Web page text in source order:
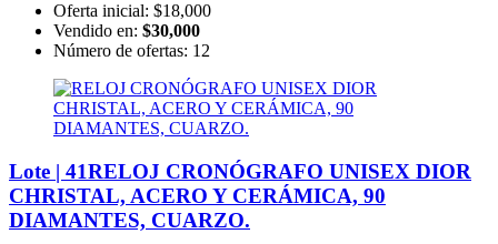
Oferta inicial: $18,000
Vendido en: $30,000
Número de ofertas: 12
Lote | 41RELOJ CRONÓGRAFO UNISEX DIOR
CHRISTAL, ACERO Y CERÁMICA, 90
DIAMANTES, CUARZO.